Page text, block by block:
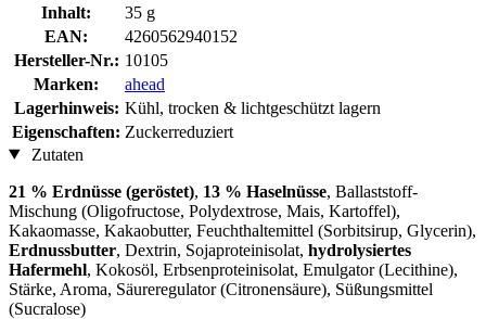
Inhalt:
35 g
EAN:
4260562940152
Hersteller-Nr.: 10105
Marken:
ahead
Lagerhinweis: Kühl, trocken & lichtgeschützt lagern
Eigenschaften: Zuckerreduziert
Zutaten
21 % Erdnüsse (geröstet), 13 % Haselnüsse, Ballaststoff-
Mischung (Oligofructose, Polydextrose, Mais, Kartoffel),
Kakaomasse, Kakaobutter, Feuchthaltemittel (Sorbitsirup, Glycerin),
Erdnussbutter, Dextrin, Sojaproteinisolat, hydrolysiertes
Hafermehl, Kokosöl, Erbsenproteinisolat, Emulgator (Lecithine),
Stärke, Aroma, Säureregulator (Citronensäure), Süßungsmittel
(Sucralose)